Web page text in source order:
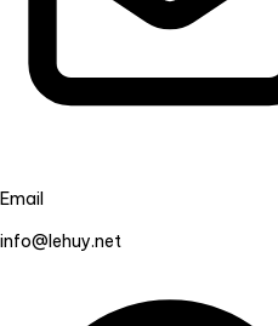
Email
info@lehuy.net